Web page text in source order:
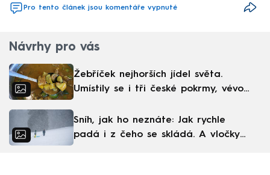
Pro tento článek jsou komentáře vypnuté
Návrhy pro vás
Žebříček nejhorších jídel světa.
Umístily se i tři české pokrmy, vévodí
Sníh, jak ho neznáte: Jak rychle
padá i z čeho se skládá. A vločky